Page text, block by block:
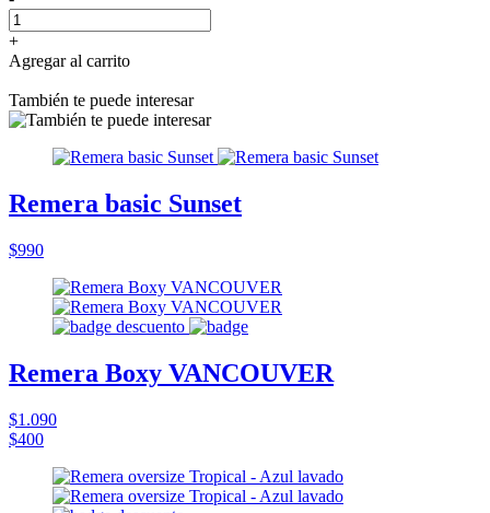
+
Agregar al carrito
También te puede interesar
Remera basic Sunset
$990
Remera Boxy VANCOUVER
$1.090
$400